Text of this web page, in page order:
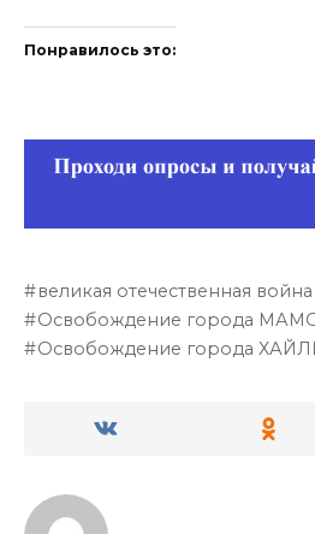
Понравилось это:
великая отечественная война
Освобождение города
Освобождение города